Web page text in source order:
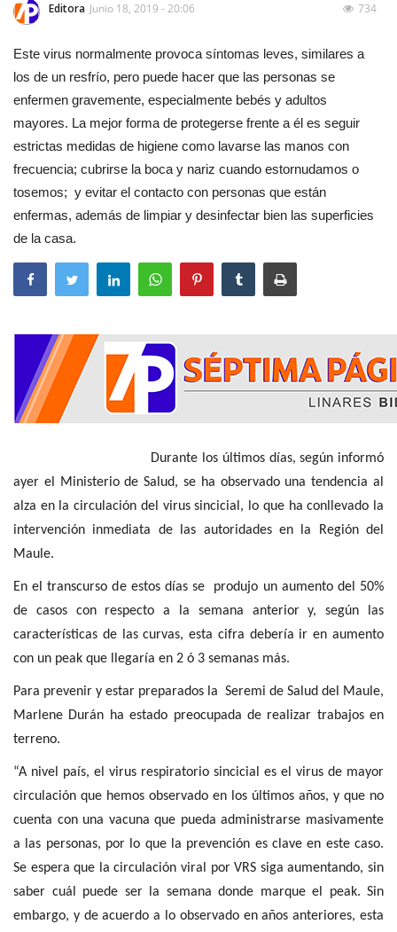
Editora Junio 18, 2019 - 20:06 734
Este virus normalmente provoca síntomas leves, similares a
los de un resfrío, pero puede hacer que las personas se
enfermen gravemente, especialmente bebés y adultos
mayores. La mejor forma de protegerse frente a él es seguir
estrictas medidas de higiene como lavarse las manos con
frecuencia; cubrirse la boca y nariz cuando estornudamos o
tosemos; y evitar el contacto con personas que están
enfermas, además de limpiar y desinfectar bien las superficies
de la casa.
Durante los últimos días, según informó
ayer el Ministerio de Salud, se ha observado una tendencia al
alza en la circulación del virus sincicial, lo que ha conllevado la
intervención inmediata de las autoridades en la Región del
Maule.
En el transcurso de estos días se produjo un aumento del 50%
de casos con respecto a la semana anterior y, según las
características de las curvas, esta cifra debería ir en aumento
con un peak que llegaría en 2 ó 3 semanas más.
Para prevenir y estar preparados la Seremi de Salud del Maule,
Marlene Durán ha estado preocupada de realizar trabajos en
terreno.
“A nivel país, el virus respiratorio sincicial es el virus de mayor
circulación que hemos observado en los últimos años, y que no
cuenta con una vacuna que pueda administrarse masivamente
a las personas, por lo que la prevención es clave en este caso.
Se espera que la circulación viral por VRS siga aumentando, sin
saber cuál puede ser la semana donde marque el peak. Sin
embargo, y de acuerdo a lo observado en años anteriores, esta